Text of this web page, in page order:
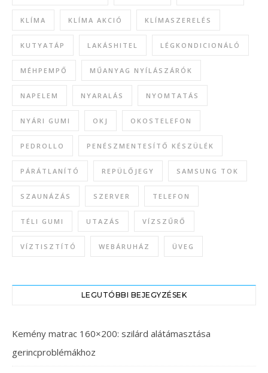
KLÍMA KLÍMA AKCIÓ KLÍMASZERELÉS
KUTYATÁP LAKÁSHITEL LÉGKONDICIONÁLÓ
MÉHPEMPŐ MŰANYAG NYÍLÁSZÁRÓK
NAPELEM NYARALÁS NYOMTATÁS
NYÁRI GUMI OKJ OKOSTELEFON
PEDROLLO PENÉSZMENTESÍTŐ KÉSZÜLÉK
PÁRÁTLANÍTÓ REPÜLŐJEGY SAMSUNG TOK
SZAUNÁZÁS SZERVER TELEFON
TÉLI GUMI UTAZÁS VÍZSZŰRŐ
VÍZTISZTÍTÓ WEBÁRUHÁZ ÜVEG
LEGUTÓBBI BEJEGYZÉSEK
Kemény matrac 160×200: szilárd alátámasztása
gerincproblémákhoz